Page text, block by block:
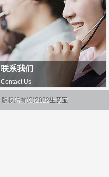
联系我们
Contact Us
版权所有(C)2022生意宝